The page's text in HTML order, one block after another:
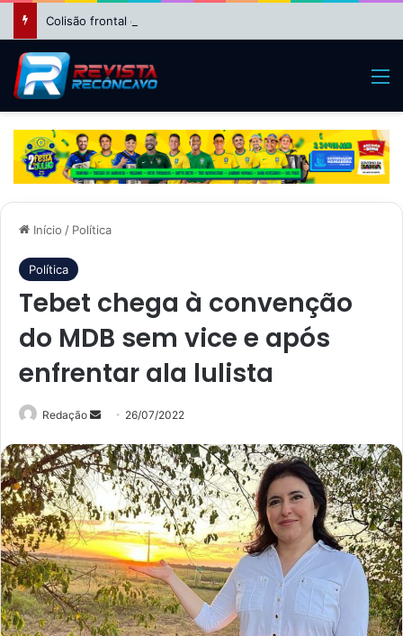
Início / Política
Política
Tebet chega à convenção
do MDB sem vice e após
enfrentar ala lulista
Redação
Mande
e-
mail
26/07/2022